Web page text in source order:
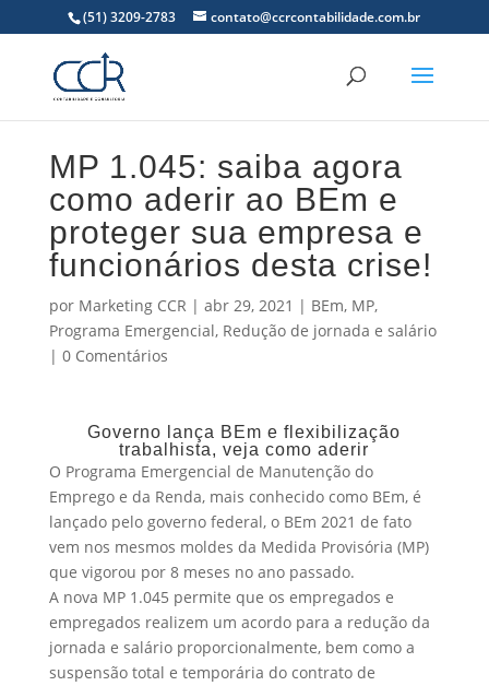
(51) 3209-2783 contato@ccrcontabilidade.com.br
MP 1.045: saiba agora
como aderir ao BEm e
proteger sua empresa e
funcionários desta crise!
por Marketing CCR | abr 29, 2021 | BEm, MP,
Programa Emergencial, Redução de jornada e salário
| 0 Comentários
Governo lança BEm e flexibilização
trabalhista, veja como aderir
O Programa Emergencial de Manutenção do
Emprego e da Renda, mais conhecido como BEm, é
lançado pelo governo federal, o BEm 2021 de fato
vem nos mesmos moldes da Medida Provisória (MP)
que vigorou por 8 meses no ano passado.
A nova MP 1.045 permite que os empregados e
empregados realizem um acordo para a redução da
jornada e salário proporcionalmente, bem como a
suspensão total e temporária do contrato de